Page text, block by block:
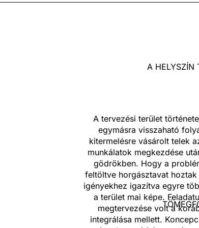
A HELYSZÍN
A tervezési terület
egymásra visszaható
kitermelésre vásárolt telek
munkálatok megkezdése
gödrökben. Hogy a
feltöltve horgásztavat
igényekhez igazítva egyre
a terület mai képe.
megtervezése volt a
integrálása mellett.